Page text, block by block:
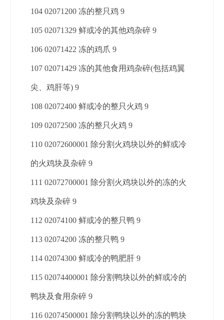
104 02071200 冻的整只鸡 9
105 02071329 鲜或冷的其他鸡杂碎 9
106 02071422 冻的鸡爪 9
107 02071429 冻的其他食用鸡杂碎(包括鸡翼
尖、鸡肝等) 9
108 02072400 鲜或冷的整只火鸡 9
109 02072500 冻的整只火鸡 9
110 02072600001 除分割火鸡块以外的鲜或冷
的火鸡块及杂碎 9
111 02072700001 除分割火鸡块以外的冻的火
鸡块及杂碎 9
112 02074100 鲜或冷的整只鸭 9
113 02074200 冻的整只鸭 9
114 02074300 鲜或冷的鸭肥肝 9
115 02074400001 除分割鸭块以外的鲜或冷的
鸭块及食用杂碎 9
116 02074500001 除分割鸭块以外的冻的鸭块